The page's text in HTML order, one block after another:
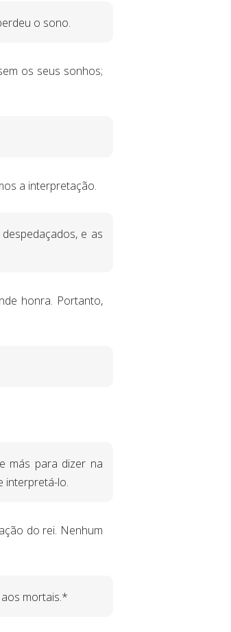
o sono.
os seus sonhos;
a interpretação.
e as
honra. Portanto,
más para dizer na
interpretá-lo.
do rei. Nenhum
mortais.*